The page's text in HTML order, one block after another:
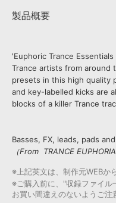
製品概要
'Euphoric Trance
Trance artists from around
presets in this high quality
and key-labelled kicks are
blocks of a killer Trance
Basses, FX, leads, pads
（From TRANCE EUPHORIA
※上記英文は、制作元WEBか
※ご購入前に、"収録ファイル
お買い間違えのないようご注